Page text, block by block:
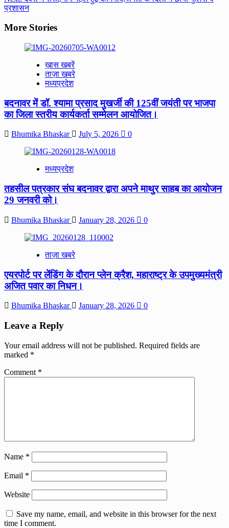
प्रशासन
More Stories
ख़ास खबरें
ताज़ा खबरे
मध्यप्रदेश
बदनावर में डॉ. श्यामा प्रसाद मुखर्जी की 125वीं जयंती पर भाजपा
का जिला स्तरीय कार्यकर्ता सम्मेलन आयोजित।
Bhumika Bhaskar July 5, 2026 0
मध्यप्रदेश
तहसील पत्रकार संघ बदनावर द्वारा अपने माथुर साहब का आयोजन
29 जनवरी को।
Bhumika Bhaskar January 28, 2026 0
ताज़ा खबरे
एयरपोर्ट पर लेंडिंग के दौरान प्लेन क्रैश, महाराष्ट्र के उपमुख्यमंत्री
अजित पवार का निधन।
Bhumika Bhaskar January 28, 2026 0
Leave a Reply
Your email address will not be published. Required fields are
marked *
Comment *
Name *
Email *
Website
Save my name, email, and website in this browser for the next
time I comment.